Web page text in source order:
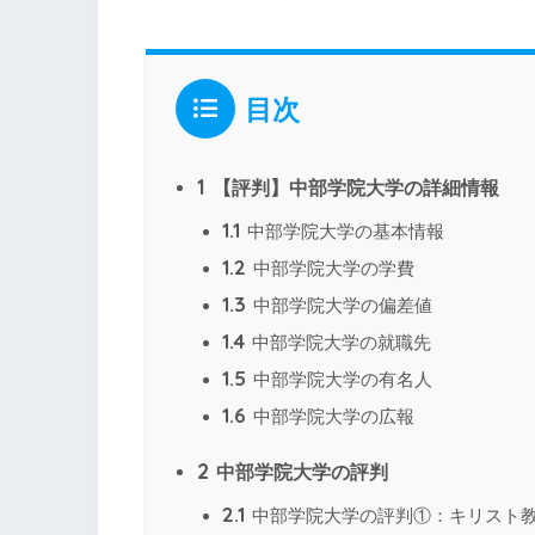
目次
1 【評判】中部学院大学の詳細情報
1.1 中部学院大学の基本情報
1.2 中部学院大学の学費
1.3 中部学院大学の偏差値
1.4 中部学院大学の就職先
1.5 中部学院大学の有名人
1.6 中部学院大学の広報
2 中部学院大学の評判
2.1 中部学院大学の評判①：キリスト